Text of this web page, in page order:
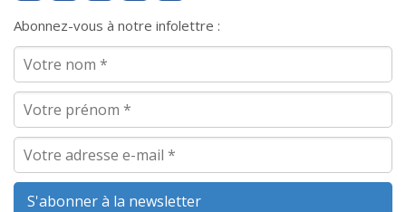
Abonnez-vous à notre infolettre :